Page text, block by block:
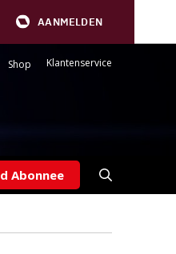
AANMELDEN
Shop Klantenservice
Abonnee